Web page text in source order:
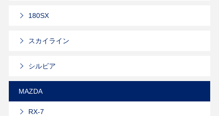
180SX
スカイライン
シルビア
MAZDA
RX-7